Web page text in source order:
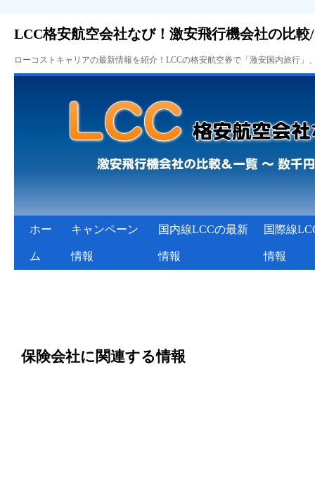
LCC格安航空会社なび！激安飛行機会社の比較
ローコストキャリアの最新情報を紹介！LCCの格安航空券で「激安国内旅行
ホー
ム
キャンペーン
情報
国内線LCCの最新
情報
国際線
情報
保険会社に関連する情報